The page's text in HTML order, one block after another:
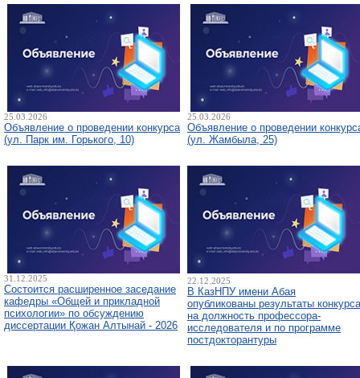
25.03.2026
Объявление о проведении конкурса
(ул. Парк им. Горького, 10)
25.03.2026
Объявление о проведении
(ул. Жамбыла, 25)
31.12.2025
Состоится расширенное заседание
кафедры «Общей и прикладной
психологии» по обсуждению
диссертации Қожан Алтынай - 2026
22.12.2025
В КазНПУ имени Абая
опубликованы результаты конкурса
на должность профессора-
исследователя и по программе
постдокторантуры